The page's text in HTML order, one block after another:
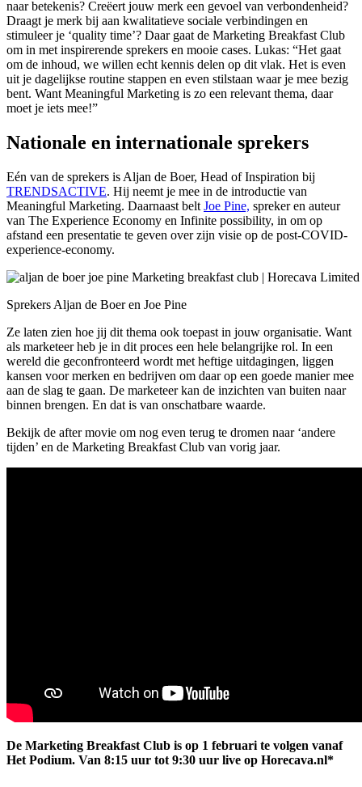
naar betekenis? Creëert jouw merk een gevoel van verbondenheid?
Draagt je merk bij aan kwalitatieve sociale verbindingen en
stimuleer je ‘quality time’? Daar gaat de Marketing Breakfast Club
om in met inspirerende sprekers en mooie cases. Lukas: “Het gaat
om de inhoud, we willen echt kennis delen op dit vlak. Het is even
uit je dagelijkse routine stappen en even stilstaan waar je mee bezig
bent. Want Meaningful Marketing is zo een relevant thema, daar
moet je iets mee!”
Nationale en internationale sprekers
Eén van de sprekers is Aljan de Boer, Head of Inspiration bij
TRENDSACTIVE. Hij neemt je mee in de introductie van
Meaningful Marketing. Daarnaast belt Joe Pine, spreker en auteur
van The Experience Economy en Infinite possibility, in om op
afstand een presentatie te geven over zijn visie op de post-COVID-
experience-economy.
Sprekers Aljan de Boer en Joe Pine
Ze laten zien hoe jij dit thema ook toepast in jouw organisatie. Want
als marketeer heb je in dit proces een hele belangrijke rol. In een
wereld die geconfronteerd wordt met heftige uitdagingen, liggen
kansen voor merken en bedrijven om daar op een goede manier mee
aan de slag te gaan. De marketeer kan de inzichten van buiten naar
binnen brengen. En dat is van onschatbare waarde.
Bekijk de after movie om nog even terug te dromen naar ‘andere
tijden’ en de Marketing Breakfast Club van vorig jaar.
De Marketing Breakfast Club is op 1 februari te volgen vanaf
Het Podium. Van 8:15 uur tot 9:30 uur live op Horecava.nl*